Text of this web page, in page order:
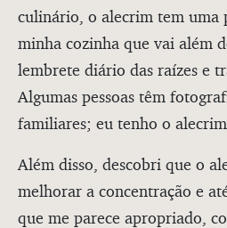
culinário, o alecrim tem uma
minha cozinha que vai além
lembrete diário das raízes e
Algumas pessoas têm
familiares; eu tenho o
Além disso, descobri que o
melhorar a concentração e
que me parece apropriado,